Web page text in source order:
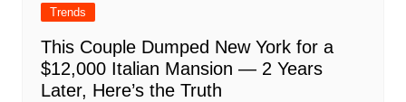
Trends
This Couple Dumped New York for a
$12,000 Italian Mansion — 2 Years
Later, Here’s the Truth